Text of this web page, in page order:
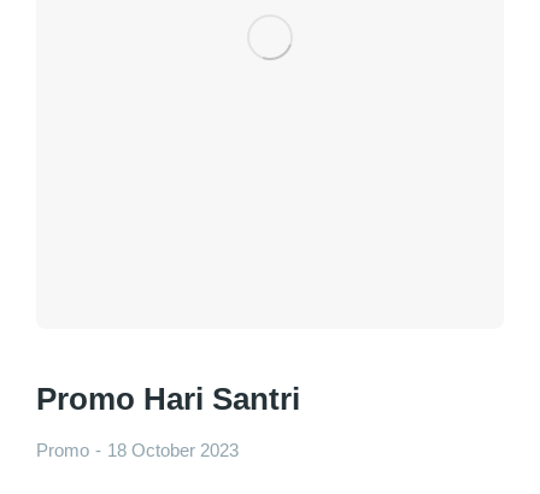
Promo Hari Santri
Promo 18 October 2023